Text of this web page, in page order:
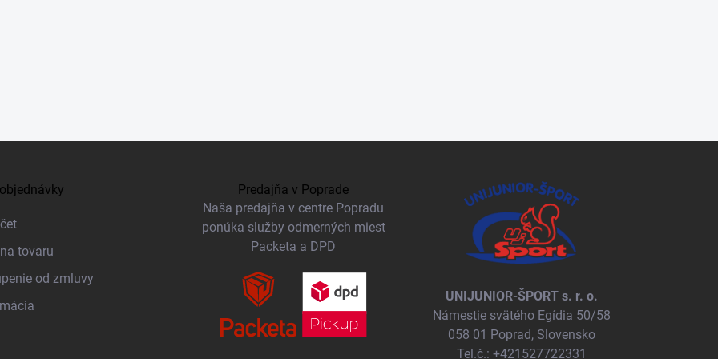
tovaru
od zmluvy
Predajňa v Poprade
Naša predajňa v centre Popradu
ponúka služby odmerných miest
Packeta a DPD
UNIJUNIOR-ŠPORT s. r. o.
Námestie svätého Egídia 50/58
058 01 Poprad, Slovensko
Tel.č.: +421527722331